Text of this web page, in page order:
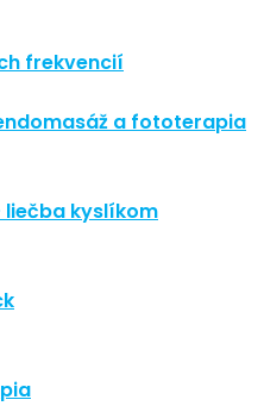
frekvencií
a fototerapia
kyslíkom